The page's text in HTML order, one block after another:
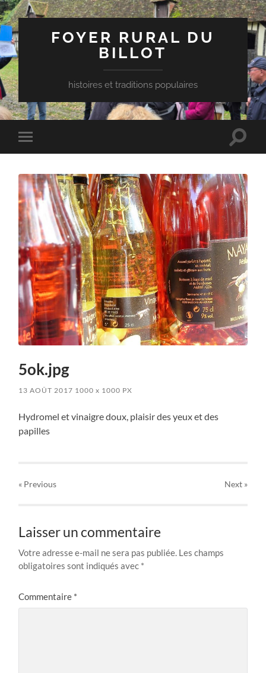
FOYER RURAL DU
BILLOT
histoires et traditions populaires
Toggle
mobile
Toggle
5ok.jpg
13 AOÛT 2017 1000x 1000 PX
Hydromel et vinaigre doux, plaisir des yeux et des
papilles
« Previous Next»
Laisser un commentaire
Votre adresse e-mail ne sera pas publiée. Les champs
obligatoires sont indiqués avec *
Commentaire *